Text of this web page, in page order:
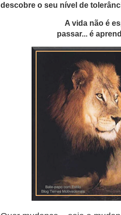
descobre o seu nível de
A vida não é
passar... é